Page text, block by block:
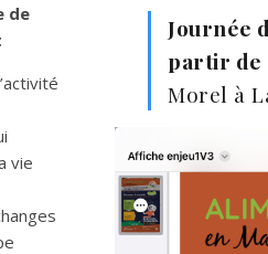
de
vie
Journée
partir de
Morel à